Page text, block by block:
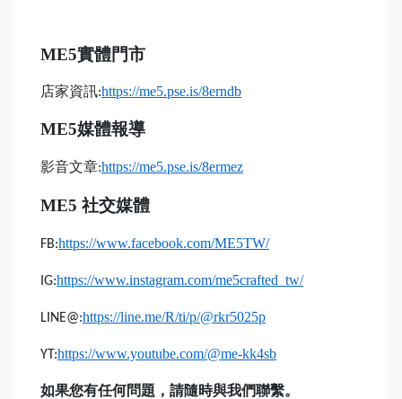
ME5實體門市
店家資訊:https://me5.pse.is/8erndb
ME5媒體報導
影音文章:https://me5.pse.is/8ermez
ME5 社交媒體
FB:https://www.facebook.com/ME5TW/
IG:https://www.instagram.com/me5crafted_tw/
LINE@:https://line.me/R/ti/p/@rkr5025p
YT:https://www.youtube.com/@me-kk4sb
如果您有任何問題，請隨時與我們聯繫。